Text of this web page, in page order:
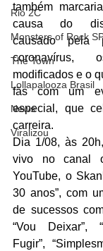
Rio 2C
Monsters of Rock
The Town
Lollapalooza Brasil
News
Viralizou
também
causa do
causado pela
coronavírus,
modificados e o
fãs com um
especial, que
carreira.
Dia 1/08, às
vivo no canal
YouTube, o
30 anos”, com
de sucessos
“Vou Deixar”,
Fugir”,